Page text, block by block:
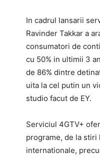
In cadrul lansarii
Ravinder Takkar a
consumatori de
cu 50% in ultimii 3
de 86% dintre
uita la cel putin un
studio facut de EY.
Serviciul 4GTV+
programe, de la
internationale,